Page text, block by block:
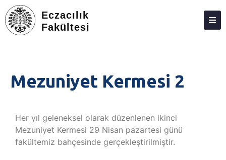
Eczacılık
Fakültesi
EĞITIM
TOPLUMA KATKI
ETKINLIKLER
Mezuniyet Kermesi 2
Her yıl geleneksel olarak düzenlenen ikinci
Mezuniyet Kermesi 29 Nisan pazartesi günü
fakültemiz bahçesinde gerçekleştirilmiştir.